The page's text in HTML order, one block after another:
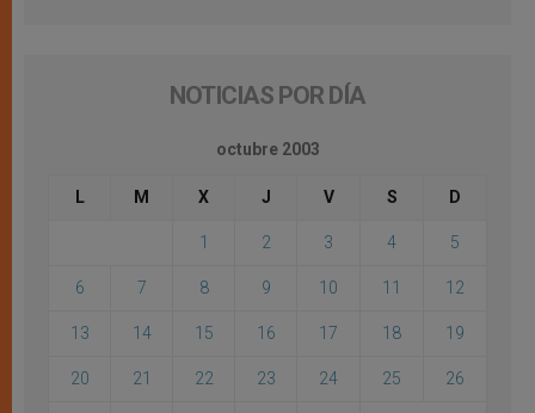
NOTICIAS POR DÍA
octubre 2003
L M X J V S D
1 2 3 4 5
6 7 8 9 10 11 12
13 14 15 16 17 18 19
20 21 22 23 24 25 26